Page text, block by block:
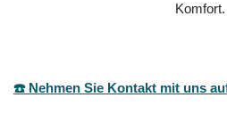
Komfort.
☎️ Nehmen Sie Kontakt mit uns